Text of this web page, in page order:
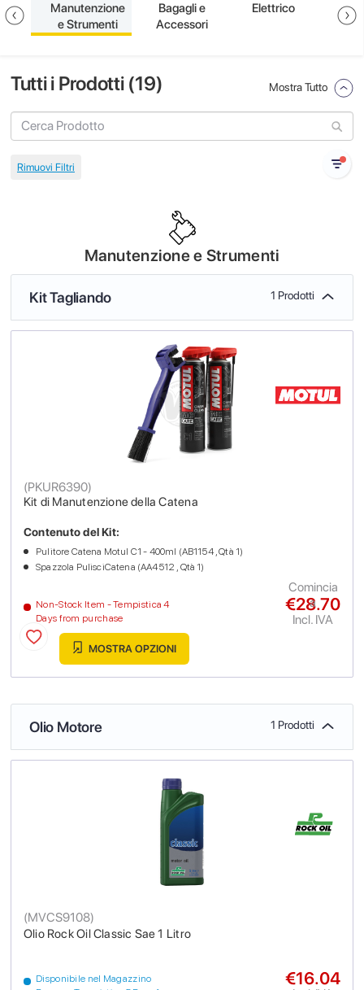
Manutenzione
e Strumenti
Bagagli e
Accessori
Elettrico
Tutti i Prodotti (19) Mostra Tutto
Manutenzione e Strumenti
Kit Tagliando 1 Prodotti
Kit di Manutenzione della Catena
(PKUR6390)
Non-Stock Item - Tempistica 4
Days from purchase
Contenuto del Kit:
Pulitore Catena Motul C1 - 400ml (AB1154 , Qtà 1)
Spazzola PulisciCatena (AA4512 , Qtà 1)
€28.70
Incl. IVA
Comincia
a
MOSTRA OPZIONI
Olio Motore 1 Prodotti
Olio Rock Oil Classic Sae 1 Litro
(MVCS9108)
Disponibile nel Magazzino
€16.04